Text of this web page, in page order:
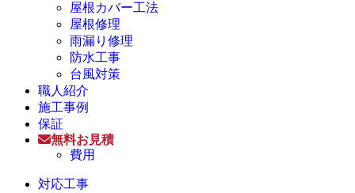
屋根カバー工法
屋根修理
雨漏り修理
防水工事
台風対策
職人紹介
施工事例
保証
無料お見積
費用
対応工事